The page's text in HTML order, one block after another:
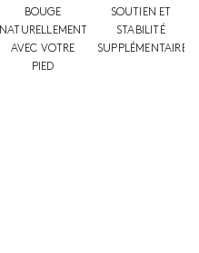
BOUGE
NATURELLEMENT
AVEC VOTRE
PIED
SOUTIEN ET
STABILITÉ
SUPPLÉMENTAIRES